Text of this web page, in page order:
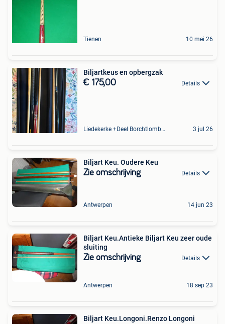
Tienen 10 mei 26
Biljartkeus en opbergzak
€ 175,00 Details
Liedekerke +Deel Borchtlombeek 3 jul 26
Biljart Keu. Oudere Keu
Zie omschrijving Details
Antwerpen 14 jun 23
Biljart Keu.Antieke Biljart Keu zeer oude
sluiting
Zie omschrijving Details
Antwerpen 18 sep 23
Biljart Keu.Longoni.Renzo Longoni